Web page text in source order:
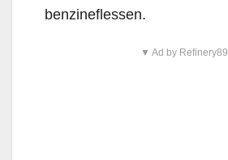
benzineflessen.
▼ Ad by Refinery89